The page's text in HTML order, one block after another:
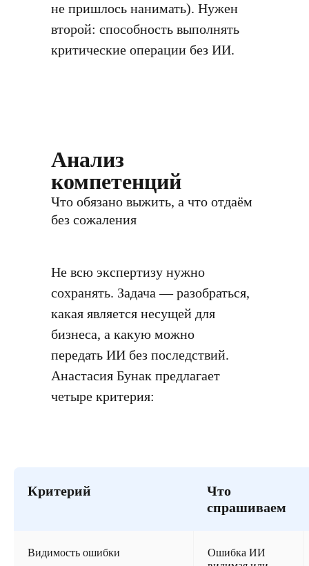
не пришлось нанимать). Нужен
второй: способность выполнять
критические операции без ИИ.
Анализ
компетенций
Что обязано выжить, а что отдаём
без сожаления
Не всю экспертизу нужно
сохранять. Задача — разобраться,
какая является несущей для
бизнеса, а какую можно
передать ИИ без последствий.
Анастасия Бунак предлагает
четыре критерия:
Критерий
Что
спрашиваем
Видимость ошибки
Ошибка ИИ